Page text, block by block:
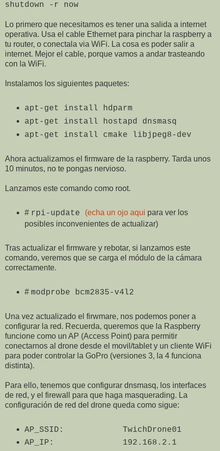
shutdown -r now
Lo primero que necesitamos es tener una salida a internet
operativa. Usa el cable Ethernet para pinchar la raspberry a
tu router, o conectala via WiFi. La cosa es poder salir a
internet. Mejor el cable, porque vamos a andar trasteando
con la WiFi.
Instalamos los siguientes paquetes:
apt-get install hdparm
apt-get install hostapd dnsmasq
apt-get install cmake libjpeg8-dev
Ahora actualizamos el firmware de la raspberry. Tarda unos
10 minutos, no te pongas nervioso.
Lanzamos este comando como root.
# rpi-update (echa un ojo aqui para ver los
posibles inconvenientes de actualizar)
Tras actualizar el firmware y rebotar, si lanzamos este
comando, veremos que se carga el módulo de la cámara
correctamente.
# modprobe bcm2835-v4l2
Una vez actualizado el firwmare, nos podemos poner a
configurar la red. Recuerda, queremos que la Raspberry
funcione como un AP (Access Point) para permitir
conectarnos al drone desde el movil/tablet y un cliente WiFi
para poder controlar la GoPro (versiones 3, la 4 funciona
distinta).
Para ello, tenemos que configurar dnsmasq, los interfaces
de red, y el firewall para que haga masquerading. La
configuración de red del drone queda como sigue:
AP_SSID: TwichDrone01
AP_IP: 192.168.2.1